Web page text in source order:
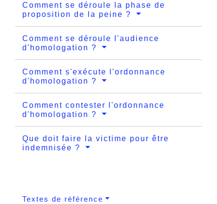
Comment se déroule la phase de
proposition de la peine ?
Comment se déroule l'audience
d'homologation ?
Comment s'exécute l'ordonnance
d'homologation ?
Comment contester l'ordonnance
d'homologation ?
Que doit faire la victime pour être
indemnisée ?
Textes de référence